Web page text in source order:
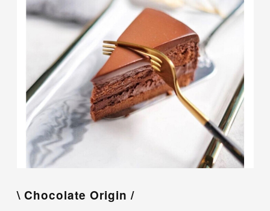
\ Chocolate Origin /